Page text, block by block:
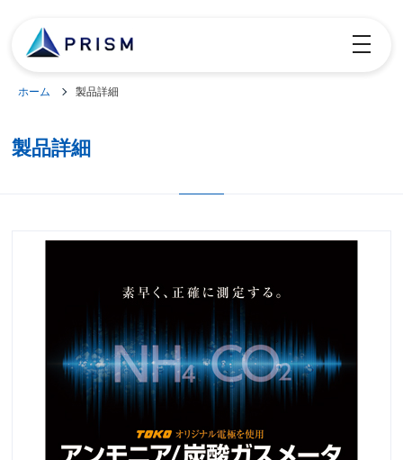
toggle
ホーム 製品詳細
製品詳細